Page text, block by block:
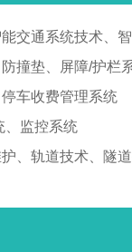
交通系统技术、
撞垫、屏障/护栏
车收费管理系统
、监控系统
、轨道技术、隧